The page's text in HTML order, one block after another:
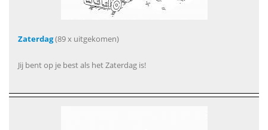
Zaterdag(89 x uitgekomen)
Jij bent op je best als het Zaterdag is!